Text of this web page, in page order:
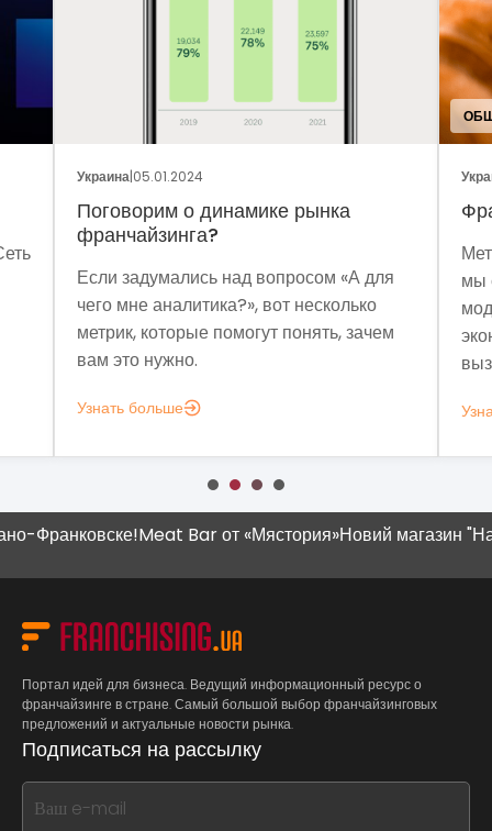
Украина|05.01.2024
Поговорим о динамике рынка
франчайзинга?
Если задумались над вопросом «А для
чего мне аналитика?», вот несколько
метрик, которые помогут понять, зачем
вам это нужно.
Узнать больше
мы
Франковске!Meat Bar от «Мястория»Новий магазин "Наш
Портал идей для бизнеса. Ведущий информационный ресурс о
франчайзинге в стране. Самый большой выбор франчайзинговых
предложений и актуальные новости рынка.
Подписаться на рассылку
If
you